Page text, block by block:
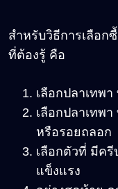
สำหรับวิธีการเลือก
ที่ต้องรู้ คือ
เลือกปลาเทพ
เลือกปลาเทพ
หรือรอยถลอก
เลือกตัวที่ มีค
แข็งแรง